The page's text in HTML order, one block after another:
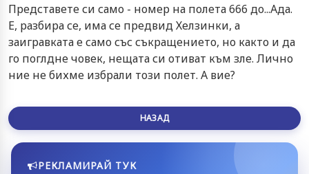
Представете си само - номер на полета 666 до...Ада.
Е, разбира се, има се предвид Хелзинки, а
заигравката е само със съкращението, но както и да
го поглдне човек, нещата си отиват към зле. Лично
ние не бихме избрали този полет. А вие?
НАЗАД
РЕКЛАМИРАЙ ТУК